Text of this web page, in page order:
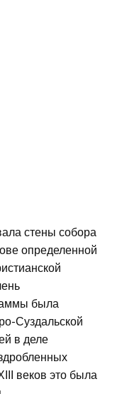
стены собора
определенной
была
Суздальской
в деле
веков это была